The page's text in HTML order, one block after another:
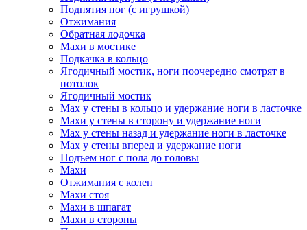
Поднятия ног (с игрушкой)
Отжимания
Обратная лодочка
Махи в мостике
Подкачка в кольцо
Ягодичный мостик, ноги поочередно смотрят в
потолок
Ягодичный мостик
Мах у стены в кольцо и удержание ноги в ласточке
Махи у стены в сторону и удержание ноги
Мах у стены назад и удержание ноги в ласточке
Мах у стены вперед и удержание ноги
Подъем ног с пола до головы
Махи
Отжимания с колен
Махи стоя
Махи в шпагат
Махи в стороны